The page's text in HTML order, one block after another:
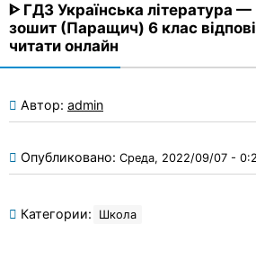
ᐈ ГДЗ Українська література
зошит (Паращич) 6 клас
читати онлайн
Автор: admin
Опубликовано: Среда, 2022/09/07 -
Категории: Школа